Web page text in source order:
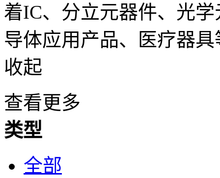
着IC、分立元器件、光
导体应用产品、医疗器
收起
查看更多
类型
全部